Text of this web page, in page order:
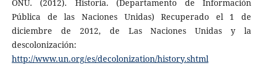
ONU. (2012). Historia. (Departamento de Información
Pública de las Naciones Unidas) Recuperado el 1 de
diciembre de 2012, de Las Naciones Unidas y la
descolonización:
http://www.un.org/es/decolonization/history.shtml